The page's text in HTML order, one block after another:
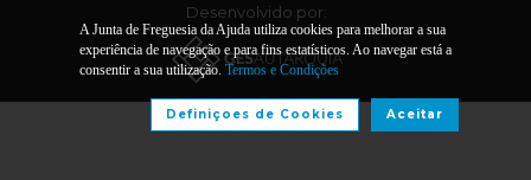
Desenvolvido por:
A Junta de Freguesia da Ajuda utiliza cookies para melhorar a sua
experiência de navegação e para fins estatísticos. Ao navegar está a
consentir a sua utilização. Termos e Condições
Aceitar
Definiçoes de Cookies